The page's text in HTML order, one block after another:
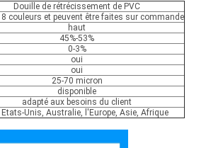
Douille de rétrécissement de PVC
couleurs et peuvent être faites sur commande
haut
45%-53%
0-3%
oui
oui
25-70 micron
disponible
adapté aux besoins du client
Etats-Unis, Australie, l'Europe, Asie, Afrique